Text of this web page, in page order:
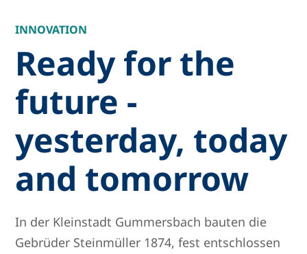
INNOVATION
Ready for the
future -
yesterday, today
and tomorrow
In der Kleinstadt Gummersbach bauten die
Gebrüder Steinmüller 1874, fest entschlossen